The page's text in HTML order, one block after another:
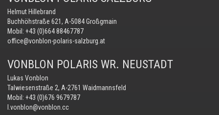
Helmut Hillebrand
Buchhöhstraße 621, A-5084 Großgmain
Mobil: +43 (0)664 88467787
office@vonblon-polaris-salzburg.at
VONBLON POLARIS WR. NEUSTADT
Lukas Vonblon
Talwiesenstraße 2, A-2761 Waidmannsfeld
Mobil: +43 (0)676 9679787
l.vonblon@vonblon.cc